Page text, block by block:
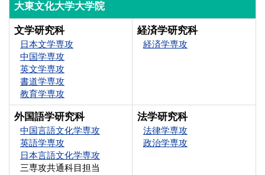
大東文化大学大学院
文学研究科
日本文学専攻
中国学専攻
英文学専攻
書道学専攻
教育学専攻
経済学研究科
経済学専攻
外国語学研究科
中国言語文化学専攻
英語学専攻
日本言語文化学専攻
三専攻共通科目担当
法学研究科
法律学専攻
政治学専攻